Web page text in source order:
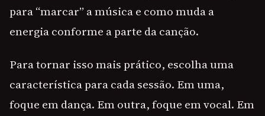
para “marcar” a música e como muda a
energia conforme a parte da canção.
Para tornar isso mais prático, escolha uma
característica para cada sessão. Em uma,
foque em dança. Em outra, foque em vocal. Em